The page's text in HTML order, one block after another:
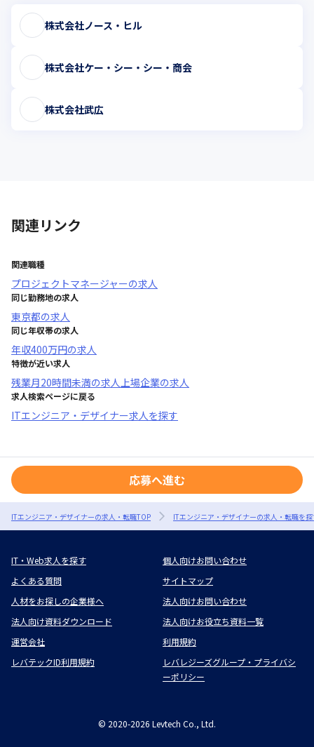
株式会社ノース・ヒル
株式会社ケー・シー・シー・商会
株式会社武広
関連リンク
関連職種
プロジェクトマネージャーの求人
同じ勤務地の求人
東京都の求人
同じ年収帯の求人
年収400万円の求人
特徴が近い求人
残業月20時間未満の求人上場企業の求人
求人検索ページに戻る
ITエンジニア・デザイナー求人を探す
応募へ進む
ITエンジニア・デザイナーの求人・転職TOP ITエンジニア・デザイナーの求人・転職を
IT・Web求人を探す
個人向けお問い合わせ
よくある質問
サイトマップ
人材をお探しの企業様へ
法人向けお問い合わせ
法人向け資料ダウンロード
法人向けお役立ち資料一覧
運営会社
利用規約
レバテックID利用規約
レバレジーズグループ・プライバシ
ーポリシー
© 2020-2026 Levtech Co., Ltd.